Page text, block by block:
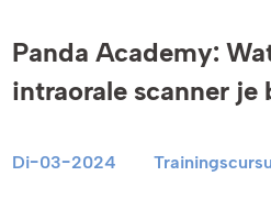
Panda Academy:
intraorale scanner je
Di-03-2024